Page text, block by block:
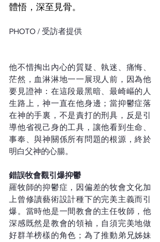
體悟，深至見骨。
PHOTO / 受訪者提供
他不惜掏出內心的質疑、執迷、痛悔、
茫然，血淋淋地一一展現人前，因為他
要見證神：在這段最黑暗、最崎嶇的人
生路上，神一直在他身邊；當抑鬱症落
在神的手裏，不是責打的刑具，反是引
導他省視己身的工具，讓他看到生命、
事奉、與神關係所有問題的根源，終於
明白父神的心腸。
錯誤牧會觀引爆抑鬱
羅牧師的抑鬱症，因偏差的牧會文化加
上曾修讀藝術設計種下的完美主義而引
爆。當時他是一間教會的主任牧師，他
深感既然是教會的領袖，自須完美地做
好群羊榜樣的角色；為了推動弟兄姊妹